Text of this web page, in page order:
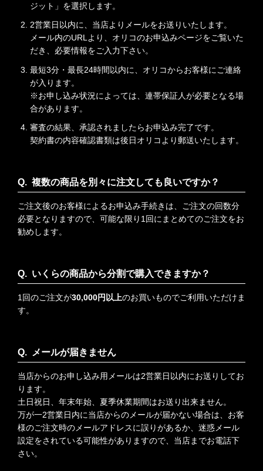
ジット」を選択します。
2営業日以内に、当店よりメールをお送りいたします。
メール内のURLより、オリコのお申込みページをご覧いた
だき、必要情報をご入力下さい。
最短3分・最長24時間以内に、オリコからお客様にご連絡
が入ります。
※お申し込み状況によっては、連帯保証人が必要となる場
合があります。
審査の結果、承認されましたらお申込み完了です。
契約書の内容確認書類は後日オリコより郵送いたします。
複数の商品を別々に注文しても良いですか？
ご注文後のお客様によるお申込み手続きは、ご注文の回数分
必要となりますので、可能な限り1回にまとめてのご注文をお
勧めします。
いくらの商品から分割で購入できますか？
1回のご注文が30,000円以上のお買いものでご利用いただけま
す。
メールが届きません
当店からのお申し込み用メールは2営業日以内にお送りしてお
ります。
土日祝日、年末年始、夏季休業期間はお送り出来ません。
万が一2営業日内に当店からのメールが届かない場合は、お客
様のご注文時のメールアドレスに誤りがあるか、迷惑メール
設定をされている可能性がありますので、当店までお電話下
さい。